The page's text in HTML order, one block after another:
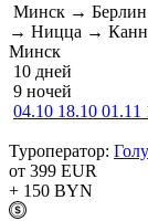
Минск →
→ Ницца →
Минск
10 дней
9 ночей
04.10 18.10 01.11
Туроператор:
от 399 EUR
+ 150 BYN